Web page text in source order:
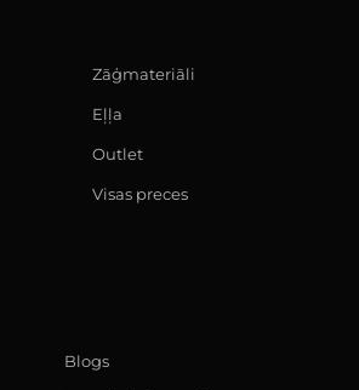
Zāģmateriāli
Eļļa
Outlet
Visas preces
Blogs